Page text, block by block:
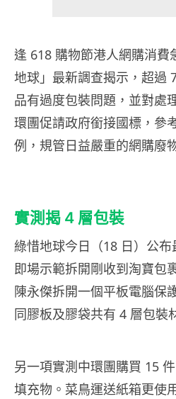
逢 618 購物節港人網購消費
地球」最新調查揭示，超過
品有過度包裝問題，並對處
環團促請政府銜接國標，參
例，規管日益嚴重的網購廢
實測揭 4 層包裝
綠惜地球今日（18 日）公
即場示範拆開剛收到淘寶包
陳永傑拆開一個平板電腦保
同膠板及膠袋共有 4 層包裝
另一項實測中環團購買 15
填充物。菜鳥運送紙箱更使